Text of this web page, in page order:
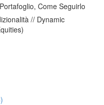
Come Seguirlo
// Dynamic